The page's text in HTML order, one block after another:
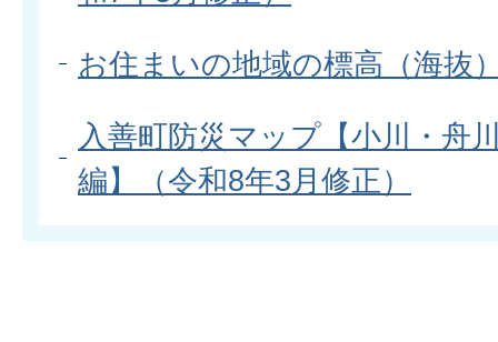
お住まいの地域の標高（海抜
入善町防災マップ【小川・舟
編】（令和8年3月修正）